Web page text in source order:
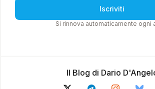
Iscriviti
Si rinnova automaticamente ogni
Il Blog di Dario